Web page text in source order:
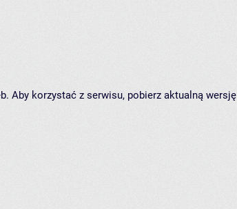
Aby korzystać z serwisu, pobierz aktualną wersję